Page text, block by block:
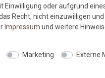
die zu 100% PVC-frei
sicheren Gebrauch auch
Einwilligung oder aufgrund
Recht, nicht einzuwilligen
Impressum und weitere
Marketing Externe